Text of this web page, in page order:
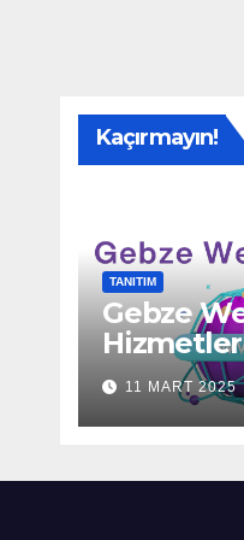
Kaçırmayın!
TANITIM
Gebze
11 MART 2025